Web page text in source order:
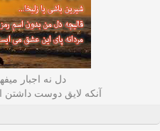
دل نه اجبار
آنکه لایق دوست